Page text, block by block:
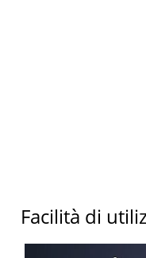
Facilità di